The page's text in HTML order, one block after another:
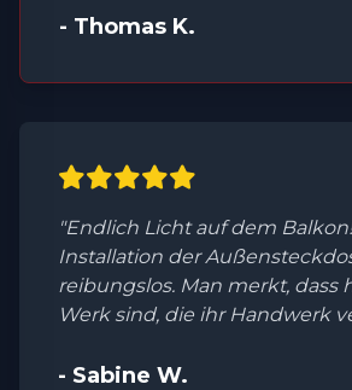
- Thomas K.
"Endlich Licht auf dem
Installation der
reibungslos. Man merkt, dass
Werk sind, die ihr Handwerk
- Sabine W.